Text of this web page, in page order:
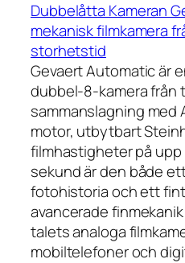
Dubbelåtta Kameran
mekanisk filmkamera
storhetstid
Gevaert Automatic är
dubbel-8-kamera från
sammanslagning med
motor, utbytbart
filmhastigheter på upp
sekund är den både
fotohistoria och ett
avancerade
talets analoga
mobiltelefoner och